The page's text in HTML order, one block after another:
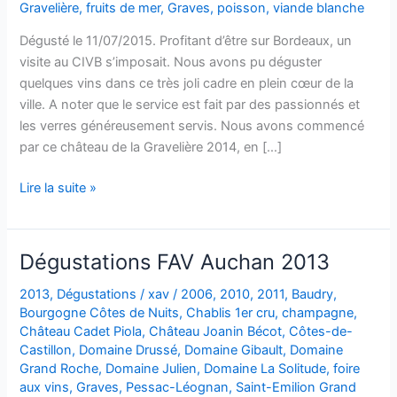
Gravelière,fruits de mer,Graves, poisson,viande blanche
Dégusté le 11/07/2015. Profitant d’être sur Bordeaux, un
visite au CIVB s’imposait. Nous avons pu déguster
quelques vins dans ce très joli cadre en plein cœur de la
ville. A noter que le service est fait par des passionnés et
les verres généreusement servis. Nous avons commencé
par ce château de la Gravelière 2014, en […]
Graves
Château
de
La
Gravelière
–
2014
Lire la suite »
Dégustations FAV Auchan 2013
2013, Dégustations /xav/ 2006, 2010, 2011, Baudry,
Bourgogne Côtes de Nuits,Chablis 1er cru,champagne,
Château Cadet Piola,Château Joanin Bécot,Côtes-de-
Castillon, Domaine Drussé, Domaine Gibault, Domaine
Grand Roche, Domaine Julien, Domaine La Solitude,foire
aux vins,Graves, Pessac-Léognan, Saint-Emilion Grand